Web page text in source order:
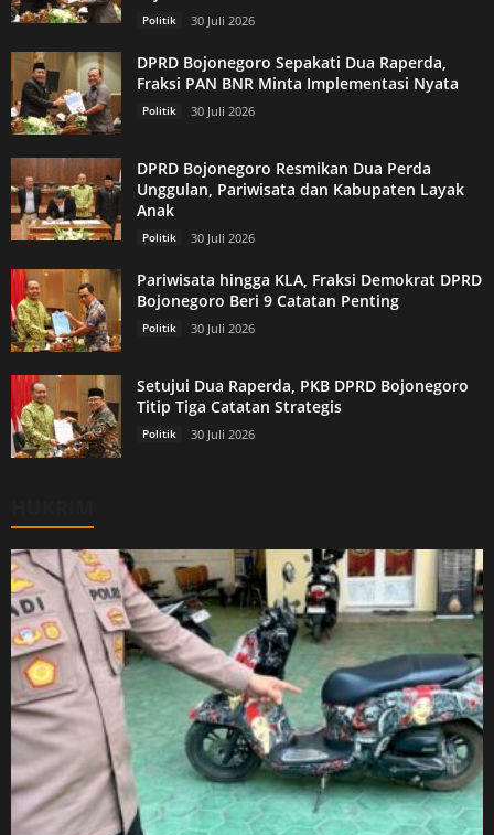
Politik 30 Juli 2026
DPRD Bojonegoro Sepakati Dua Raperda,
Fraksi PAN BNR Minta Implementasi Nyata
Politik 30 Juli 2026
DPRD Bojonegoro Resmikan Dua Perda
Unggulan, Pariwisata dan Kabupaten Layak
Anak
Politik 30 Juli 2026
Pariwisata hingga KLA, Fraksi Demokrat DPRD
Bojonegoro Beri 9 Catatan Penting
Politik 30 Juli 2026
Setujui Dua Raperda, PKB DPRD Bojonegoro
Titip Tiga Catatan Strategis
Politik 30 Juli 2026